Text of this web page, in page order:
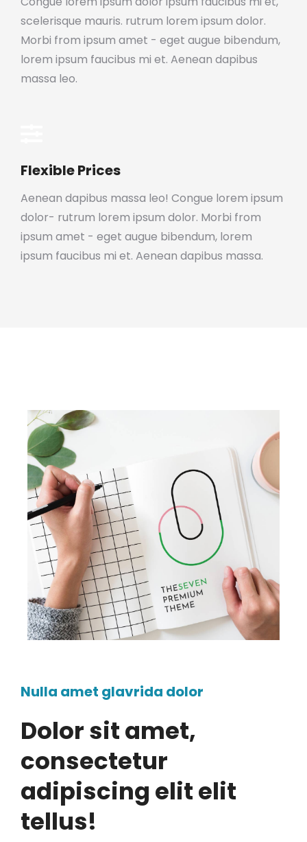
scelerisque mauris. rutrum lorem ipsum dolor.
Morbi from ipsum amet - eget augue bibendum,
lorem ipsum faucibus mi et. Aenean dapibus
massa leo.
Flexible Prices
Aenean dapibus massa leo! Congue lorem ipsum
dolor- rutrum lorem ipsum dolor. Morbi from
ipsum amet - eget augue bibendum, lorem
ipsum faucibus mi et. Aenean dapibus massa.
Nulla amet glavrida dolor
Dolor sit amet,
consectetur
adipiscing elit elit
tellus!